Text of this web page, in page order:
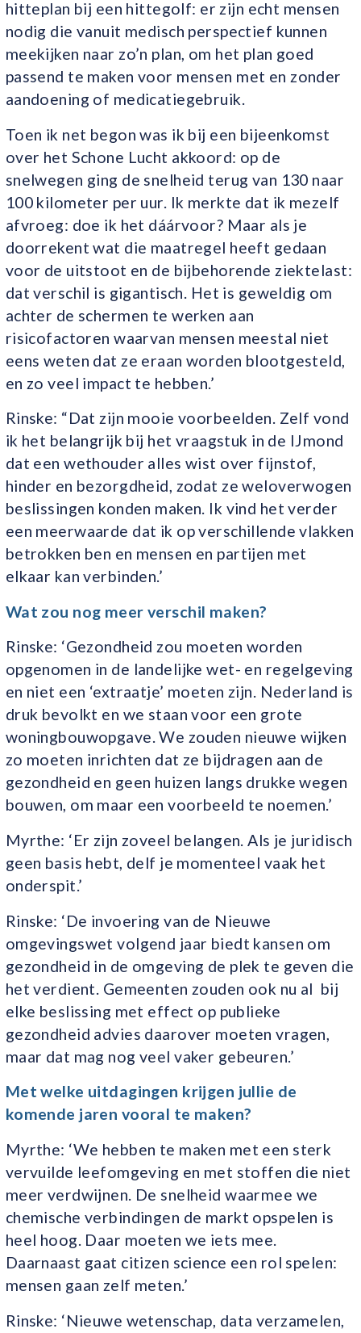
hitteplan bij een hittegolf: er zijn echt mensen
nodig die vanuit medisch perspectief kunnen
meekijken naar zo’n plan, om het plan goed
passend te maken voor mensen met en zonder
aandoening of medicatiegebruik.
Toen ik net begon was ik bij een bijeenkomst
over het Schone Lucht akkoord: op de
snelwegen ging de snelheid terug van 130 naar
100 kilometer per uur. Ik merkte dat ik mezelf
afvroeg: doe ik het dáárvoor? Maar als je
doorrekent wat die maatregel heeft gedaan
voor de uitstoot en de bijbehorende ziektelast:
dat verschil is gigantisch. Het is geweldig om
achter de schermen te werken aan
risicofactoren waarvan mensen meestal niet
eens weten dat ze eraan worden blootgesteld,
en zo veel impact te hebben.’
Rinske: “Dat zijn mooie voorbeelden. Zelf vond
ik het belangrijk bij het vraagstuk in de IJmond
dat een wethouder alles wist over fijnstof,
hinder en bezorgdheid, zodat ze weloverwogen
beslissingen konden maken. Ik vind het verder
een meerwaarde dat ik op verschillende vlakken
betrokken ben en mensen en partijen met
elkaar kan verbinden.’
Wat zou nog meer verschil maken?
Rinske: ‘Gezondheid zou moeten worden
opgenomen in de landelijke wet- en regelgeving
en niet een ‘extraatje’ moeten zijn. Nederland is
druk bevolkt en we staan voor een grote
woningbouwopgave. We zouden nieuwe wijken
zo moeten inrichten dat ze bijdragen aan de
gezondheid en geen huizen langs drukke wegen
bouwen, om maar een voorbeeld te noemen.’
Myrthe: ‘Er zijn zoveel belangen. Als je juridisch
geen basis hebt, delf je momenteel vaak het
onderspit.’
Rinske: ‘De invoering van de Nieuwe
omgevingswet volgend jaar biedt kansen om
gezondheid in de omgeving de plek te geven die
het verdient. Gemeenten zouden ook nu al bij
elke beslissing met effect op publieke
gezondheid advies daarover moeten vragen,
maar dat mag nog veel vaker gebeuren.’
Met welke uitdagingen krijgen jullie de
komende jaren vooral te maken?
Myrthe: ‘We hebben te maken met een sterk
vervuilde leefomgeving en met stoffen die niet
meer verdwijnen. De snelheid waarmee we
chemische verbindingen de markt opspelen is
heel hoog. Daar moeten we iets mee.
Daarnaast gaat citizen science een rol spelen:
mensen gaan zelf meten.’
Rinske: ‘Nieuwe wetenschap, data verzamelen,